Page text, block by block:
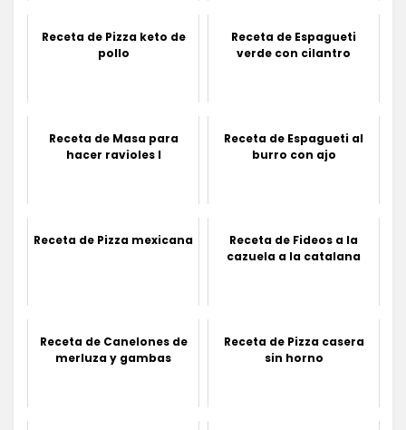
Receta de Pizza keto de
pollo
Receta de Espagueti
verde con cilantro
Receta de Masa para
hacer ravioles I
Receta de Espagueti al
burro con ajo
Receta de Pizza mexicana
Receta de Fideos a la
cazuela a la catalana
Receta de Canelones de
merluza y gambas
Receta de Pizza casera
sin horno